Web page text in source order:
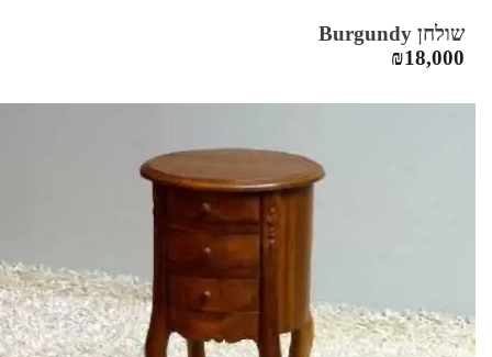
שולחן Burgundy
₪18,000